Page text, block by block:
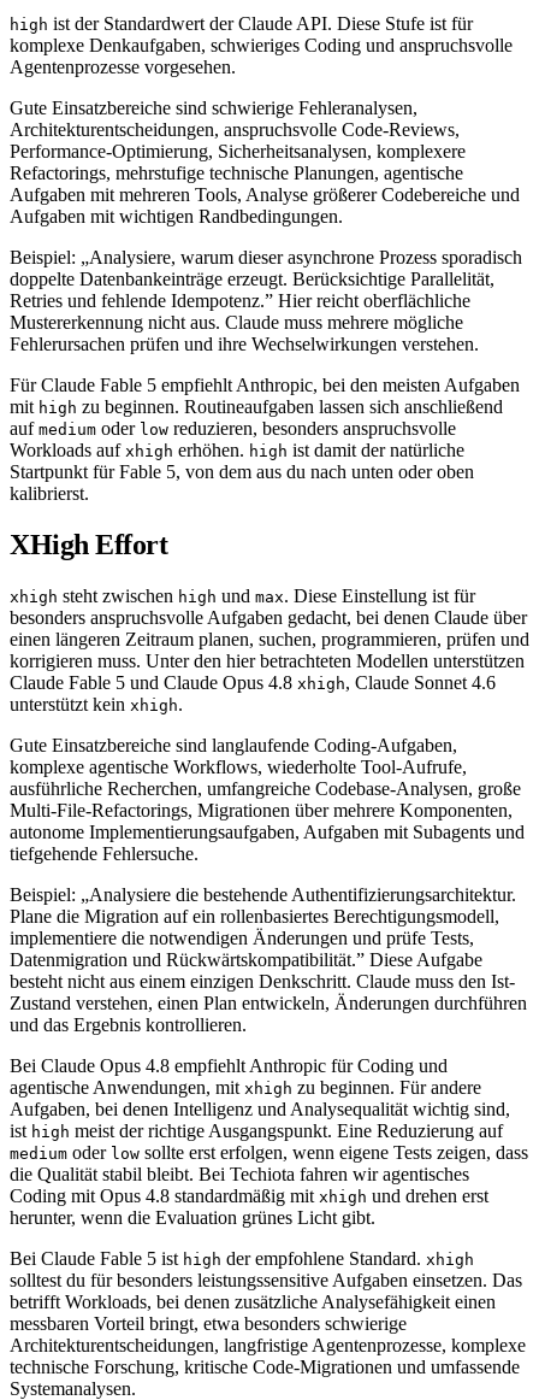
high ist der Standardwert der Claude API. Diese Stufe ist für
komplexe Denkaufgaben, schwieriges Coding und anspruchsvolle
Agentenprozesse vorgesehen.
Gute Einsatzbereiche sind schwierige Fehleranalysen,
Architekturentscheidungen, anspruchsvolle Code-Reviews,
Performance-Optimierung, Sicherheitsanalysen, komplexere
Refactorings, mehrstufige technische Planungen, agentische
Aufgaben mit mehreren Tools, Analyse größerer Codebereiche und
Aufgaben mit wichtigen Randbedingungen.
Beispiel: „Analysiere, warum dieser asynchrone Prozess sporadisch
doppelte Datenbankeinträge erzeugt. Berücksichtige Parallelität,
Retries und fehlende Idempotenz.” Hier reicht oberflächliche
Mustererkennung nicht aus. Claude muss mehrere mögliche
Fehlerursachen prüfen und ihre Wechselwirkungen verstehen.
Für Claude Fable 5 empfiehlt Anthropic, bei den meisten Aufgaben
mit high zu beginnen. Routineaufgaben lassen sich anschließend
auf medium oder low reduzieren, besonders anspruchsvolle
Workloads auf xhigh erhöhen. high ist damit der natürliche
Startpunkt für Fable 5, von dem aus du nach unten oder oben
kalibrierst.
XHigh Effort
xhigh steht zwischen high und max. Diese Einstellung ist für
besonders anspruchsvolle Aufgaben gedacht, bei denen Claude über
einen längeren Zeitraum planen, suchen, programmieren, prüfen und
korrigieren muss. Unter den hier betrachteten Modellen unterstützen
Claude Fable 5 und Claude Opus 4.8 xhigh, Claude Sonnet 4.6
unterstützt kein xhigh.
Gute Einsatzbereiche sind langlaufende Coding-Aufgaben,
komplexe agentische Workflows, wiederholte Tool-Aufrufe,
ausführliche Recherchen, umfangreiche Codebase-Analysen, große
Multi-File-Refactorings, Migrationen über mehrere Komponenten,
autonome Implementierungsaufgaben, Aufgaben mit Subagents und
tiefgehende Fehlersuche.
Beispiel: „Analysiere die bestehende Authentifizierungsarchitektur.
Plane die Migration auf ein rollenbasiertes Berechtigungsmodell,
implementiere die notwendigen Änderungen und prüfe Tests,
Datenmigration und Rückwärtskompatibilität.” Diese Aufgabe
besteht nicht aus einem einzigen Denkschritt. Claude muss den Ist-
Zustand verstehen, einen Plan entwickeln, Änderungen durchführen
und das Ergebnis kontrollieren.
Bei Claude Opus 4.8 empfiehlt Anthropic für Coding und
agentische Anwendungen, mit xhigh zu beginnen. Für andere
Aufgaben, bei denen Intelligenz und Analysequalität wichtig sind,
ist high meist der richtige Ausgangspunkt. Eine Reduzierung auf
medium oder low sollte erst erfolgen, wenn eigene Tests zeigen, dass
die Qualität stabil bleibt. Bei Techiota fahren wir agentisches
Coding mit Opus 4.8 standardmäßig mit xhigh und drehen erst
herunter, wenn die Evaluation grünes Licht gibt.
Bei Claude Fable 5 ist high der empfohlene Standard. xhigh
solltest du für besonders leistungssensitive Aufgaben einsetzen. Das
betrifft Workloads, bei denen zusätzliche Analysefähigkeit einen
messbaren Vorteil bringt, etwa besonders schwierige
Architekturentscheidungen, langfristige Agentenprozesse, komplexe
technische Forschung, kritische Code-Migrationen und umfassende
Systemanalysen.